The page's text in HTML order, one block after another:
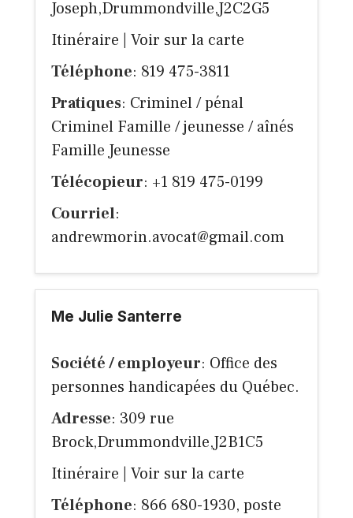
Joseph,Drummondville,J2C2G5
Itinéraire
Voir sur la carte
Téléphone: 819 475-3811
Pratiques: Criminel / pénal
Criminel Famille / jeunesse / aînés
Famille Jeunesse
Télécopieur: +1 819 475-0199
Courriel:
andrewmorin.avocat@gmail.com
Me Julie Santerre
Société / employeur: Office des
personnes handicapées du Québec.
Adresse: 309 rue
Brock,Drummondville,J2B1C5
Itinéraire
Voir sur la carte
Téléphone: 866 680-1930, poste